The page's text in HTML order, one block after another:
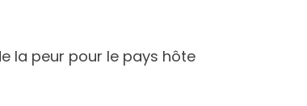
la peur pour le pays hôte